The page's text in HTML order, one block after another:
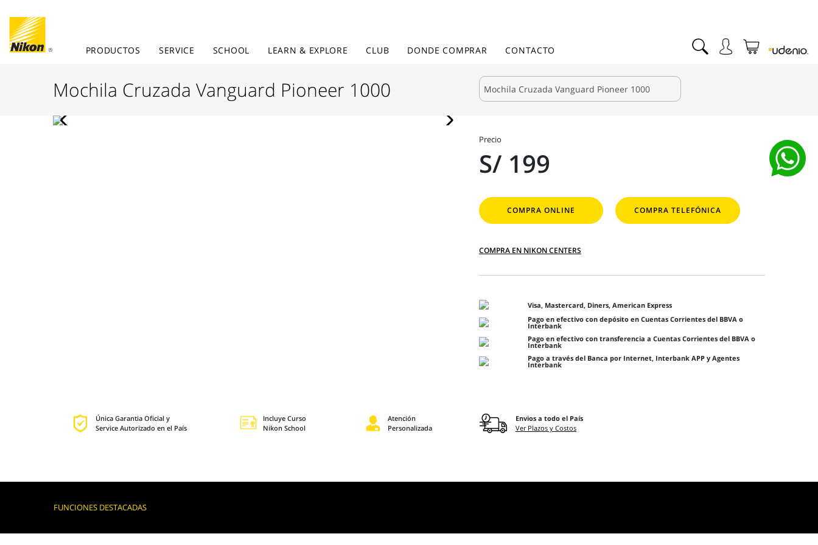
PRODUCTOS SERVICE SCHOOL LEARN & EXPLORE CLUB DONDE COMPRAR CONTACTO
Mochila Cruzada Vanguard Pioneer 1000
Precio
S/ 199
COMPRA ONLINE COMPRA TELEFÓNICA
COMPRA EN NIKON CENTERS
Visa, Mastercard, Diners, American Express
Pago en efectivo con depósito en Cuentas Corrientes del BBVA o
Interbank
Pago en efectivo con transferencia a Cuentas Corrientes del BBVA o
Interbank
Pago a través del Banca por Internet, Interbank APP y Agentes
Interbank
Única Garantia Oficial y
Service Autorizado en el País
Incluye Curso
Nikon School
Atención
Personalizada
Envios a todo el País
Ver Plazos y Costos
FUNCIONES DESTACADAS